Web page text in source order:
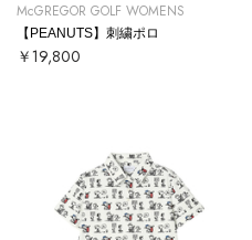
McGREGOR GOLF WOMENS
【PEANUTS】刺繍ポロ
￥19,800